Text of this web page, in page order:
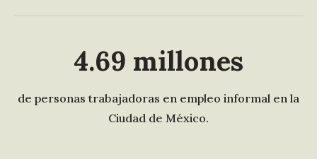
4.69 millones
de personas trabajadoras en empleo informal en la
Ciudad de México.